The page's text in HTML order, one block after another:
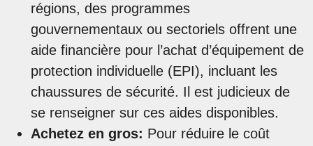
régions, des programmes
gouvernementaux ou sectoriels offrent une
aide financière pour l’achat d’équipement de
protection individuelle (EPI), incluant les
chaussures de sécurité. Il est judicieux de
se renseigner sur ces aides disponibles.
Achetez en gros: Pour réduire le coût